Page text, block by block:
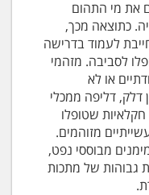
את מי התהום
כתוצאה מכך,
לעמוד בדרישה
לסביבה. מזהמי
או לא
דלק, דליפה ממכלי
שטופלו
מזוהמים.
מבוססי נפט,
גבוהות של מתכות